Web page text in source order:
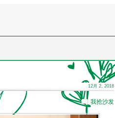
我抢沙发
12月 2, 2018